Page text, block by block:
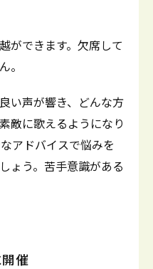
ができます。欠席して
。
い声が響き、どんな方
敵に歌えるようになり
アドバイスで悩みを
ょう。苦手意識がある
催